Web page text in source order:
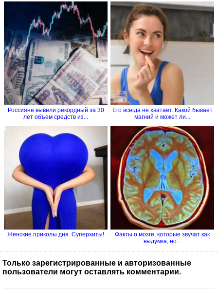
Россияне вывели рекордный за 30
лет объем средств из...
Его всегда не хватает. Какой бывает
магний и может ли...
Женские приколы дня. Суперхиты!
Факты о мозге, которые звучат как
выдумка, но...
Только зарегистрированные и авторизованные
пользователи могут оставлять комментарии.